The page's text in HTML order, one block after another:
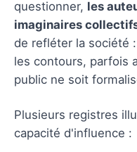
questionner, les
imaginaires
de refléter la société
les contours, parfois
public ne soit
Plusieurs registres
capacité d'influence :